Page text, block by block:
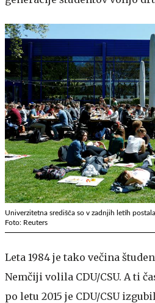
Univerzitetna središča so v zadnjih letih
Foto: Reuters
Leta 1984 je tako večina
Nemčiji volila CDU/CSU. A ti
po letu 2015 je CDU/CSU